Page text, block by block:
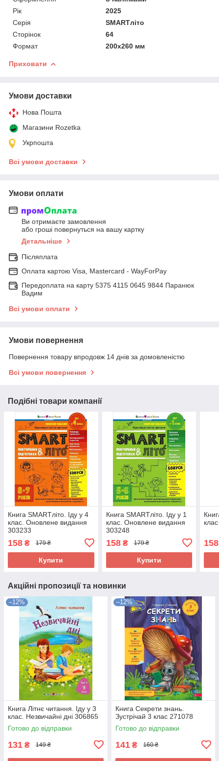
Рік
2025
Серія
SMARTліто
Сторінок
64
Формат
200х260 мм
Приховати
Умови доставки
Нова Пошта
Магазини Rozetka
Укрпошта
Всі умови доставки
Умови оплати
Ви отримаєте замовлення
або гроші повернуться на вашу картку
Детальніше
Післяплата
Оплата картою Visa, Mastercard - WayForPay
Передоплата на карту 5375 4115 0645 9844 Паранюк
Вадим
Всі умови оплати
Умови повернення
Повернення товару впродовж 14 днів за домовленістю
Всі умови повернення
Подібні товари компанії
Книга SMARTліто. Іду у 4
клас. Оновлене видання
303233
158 ₴ 179 ₴
Купити
Книга SMARTліто. Іду у 1
клас. Оновлене видання
303248
158₴ 179 ₴
Купити
158
Акційні пропозиції та новинки
–12%
Книга Літнє читання. Іду у 3
клас. Незвичайні дні 306865
Готово до відправки
131 ₴ 149 ₴
–12%
Книга Секрети знань.
Зустрічай 3 клас 271078
Готово до відправки
141 ₴ 160 ₴